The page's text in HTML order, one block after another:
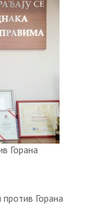
Горана
против Горана